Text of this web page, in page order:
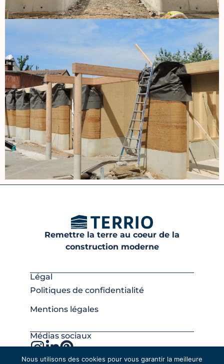
Remettre la terre au coeur de la
construction moderne
Légal
Politiques de confidentialité
Mentions légales
Médias sociaux
Nous utilisons des cookies pour vous garantir la meilleure